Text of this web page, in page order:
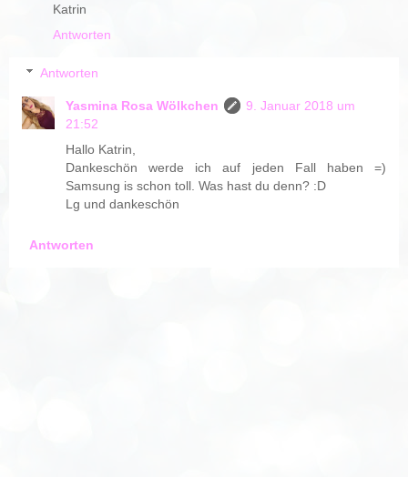
Katrin
Antworten
Antworten
Yasmina Rosa Wölkchen
9. Januar 2018 um
21:52
Hallo Katrin,
Dankeschön werde ich auf jeden Fall haben =)
Samsung is schon toll. Was hast du denn? :D
Lg und dankeschön
Antworten